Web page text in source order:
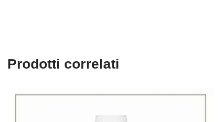
Prodotti correlati